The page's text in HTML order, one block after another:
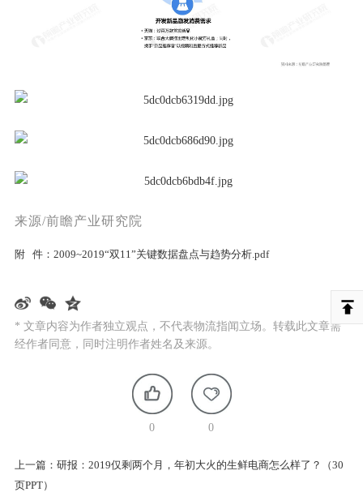
来源/前瞻产业研究院
附 件： 2009~2019“双11”关键数据盘点与趋势分析.pdf
* 文章内容为作者独立观点，不代表物流指闻立场。转载此文章需
经作者同意，同时注明作者姓名及来源。
0 0
上一篇： 研报：2019仅剩两个月，年初大火的生鲜电商怎么样了？（30
页PPT）